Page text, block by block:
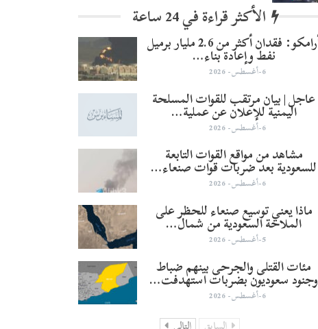
الأكثر قراءة في 24 ساعة
أرامكو: فقدان أكثر من 2.6 مليار برميل
نفط وإعادة بناء…
6-أغسطس- 2026
عاجل | بيان مرتقب للقوات المسلحة
اليمنية للإعلان عن عملية…
6-أغسطس- 2026
مشاهد من مواقع القوات التابعة
للسعودية بعد ضربات قوات صنعاء…
6-أغسطس- 2026
ماذا يعني توسيع صنعاء للحظر على
الملاحة السعودية من شمال…
5-أغسطس- 2026
مئات القتلى والجرحى بينهم ضباط
وجنود سعوديون بضربات استهدفت…
6-أغسطس- 2026